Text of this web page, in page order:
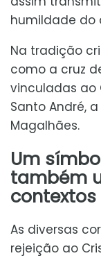
humildade do
Na tradição
como a cruz
vinculadas ao
Santo André,
Magalhães.
Um
também
As diversas
rejeição ao